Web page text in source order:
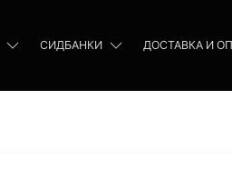
СИДБАНКИ ДОСТАВКА И